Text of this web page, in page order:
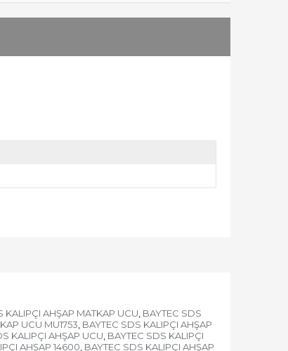
KALIPÇI AHŞAP MATKAP UCU, BAYTEC SDS
UCU MU1753, BAYTEC SDS KALIPÇI AHŞAP
KALIPÇI AHŞAP UCU, BAYTEC SDS KALIPÇI
AHŞAP 14600, BAYTEC SDS KALIPÇI AHŞAP